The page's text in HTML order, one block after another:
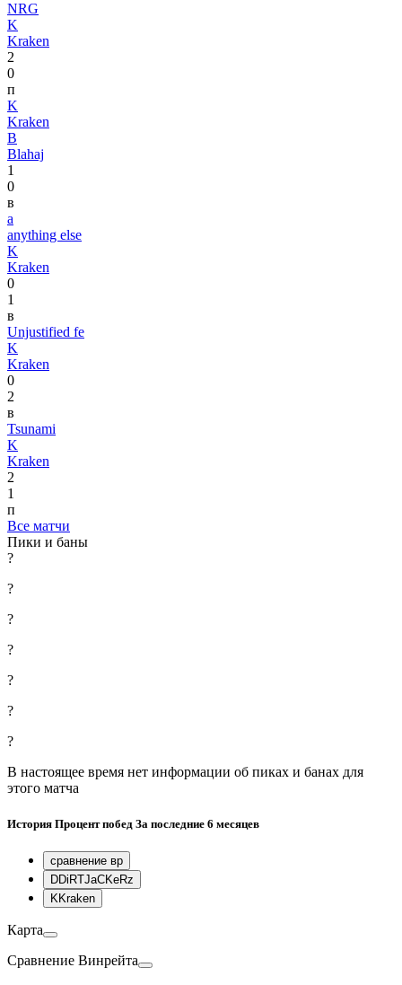
NRG
K
Kraken
2
0
п
K
Kraken
B
Blahaj
1
0
в
a
anything else
K
Kraken
0
1
в
Unjustified fe
K
Kraken
0
2
в
Tsunami
K
Kraken
2
1
п
Все матчи
Пики и баны
?
?
?
?
?
?
?
В настоящее время нет информации об пиках и банах для
этого матча
История Процент побед За последние 6 месяцев
сравнение вр
DDiRTJaCKeRz
K Kraken
Карта
Сравнение Винрейта